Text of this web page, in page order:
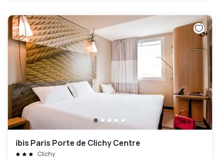
ibis Paris Porte de Clichy Centre
Clichy